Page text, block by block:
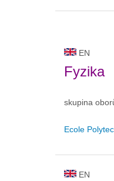
EN
Fyzika
skupina
Ecole
EN